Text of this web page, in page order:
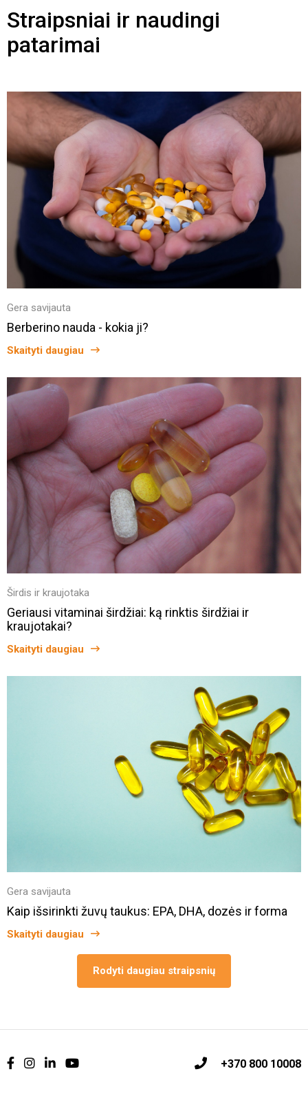
Straipsniai ir naudingi
patarimai
Gera savijauta
Berberino nauda - kokia ji?
Skaityti daugiau
Širdis ir kraujotaka
Geriausi vitaminai širdžiai: ką rinktis širdžiai ir
kraujotakai?
Skaityti daugiau
Gera savijauta
Kaip išsirinkti žuvų taukus: EPA, DHA, dozės ir forma
Skaityti daugiau
Rodyti daugiau straipsnių
+370 800 10008